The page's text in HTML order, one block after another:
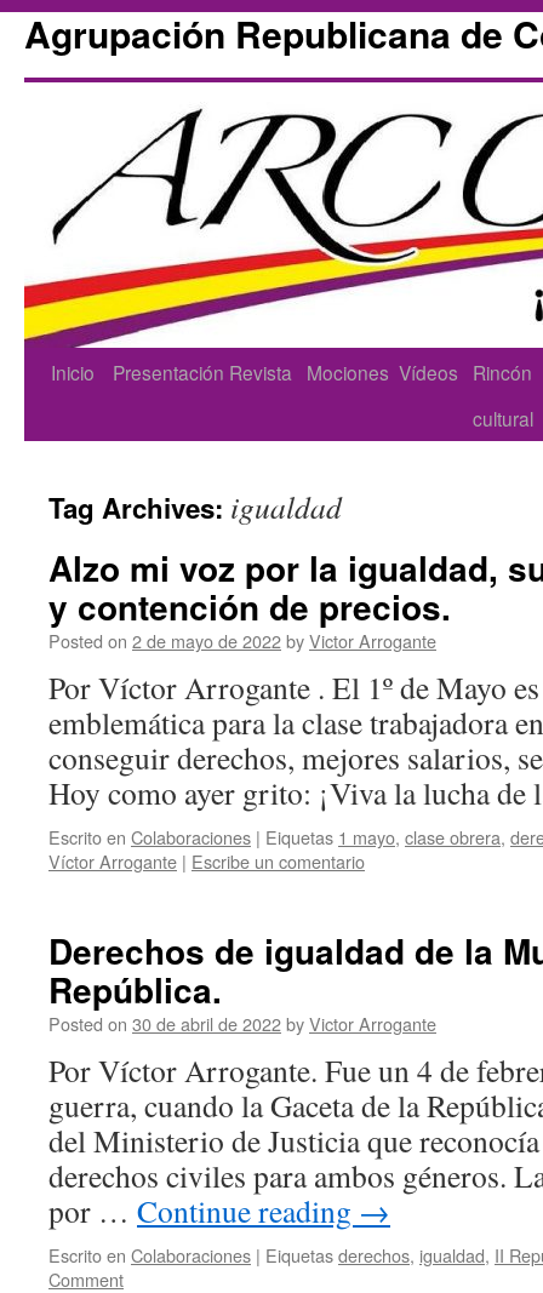
Agrupación Republicana de
Skip
Inicio Presentación Revista Mociones Vídeos
Rincón
cultural
Tag Archives: igualdad
Alzo mi voz por la igualdad,
y contención de precios.
Posted on 2 de mayo de 2022byVictor Arrogante
Por Víctor Arrogante . El 1º de Mayo
emblemática para la clase trabajadora
conseguir derechos, mejores salarios,
Hoy como ayer grito: ¡Viva la lucha
Escrito en Colaboraciones | Eiquetas 1 mayo, clase obrera,
Víctor Arrogante | Escribe un comentario
Derechos de igualdad de la
República.
Posted on 30 de abril de 2022byVictor Arrogante
Por Víctor Arrogante. Fue un 4 de
guerra, cuando la Gaceta de la
del Ministerio de Justicia que
derechos civiles para ambos géneros.
por … Continue reading →
Escrito en Colaboraciones | Eiquetasderechos, igualdad, II
Comment